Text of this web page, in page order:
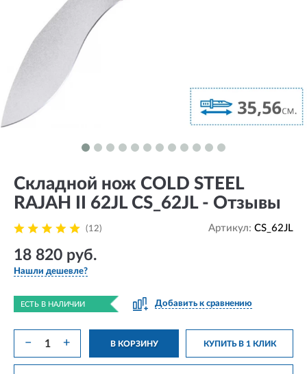
Складной нож COLD STEEL
RAJAH II 62JL CS_62JL - Отзывы
(12) Артикул: CS_62JL
18 820 руб.
Нашли дешевле?
ЕСТЬ В НАЛИЧИИ Добавить к сравнению
− + В КОРЗИНУ КУПИТЬ В 1 КЛИК